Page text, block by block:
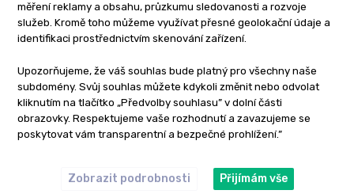
Reklama
Zásady soukromí
Cookies
Etický kodex
Redakce
InRybar.cz.
měření reklamy a obsahu, průzkumu sledovanosti a rozvoje
služeb. Kromě toho můžeme využívat přesné geolokační údaje a
identifikaci prostřednictvím skenování zařízení.
Upozorňujeme, že váš souhlas bude platný pro všechny naše
subdomény. Svůj souhlas můžete kdykoli změnit nebo odvolat
kliknutím na tlačítko „Předvolby souhlasu” v dolní části
obrazovky. Respektujeme vaše rozhodnutí a zavazujeme se
poskytovat vám transparentní a bezpečné prohlížení.”
Zobrazit podrobnosti Přijímám vše